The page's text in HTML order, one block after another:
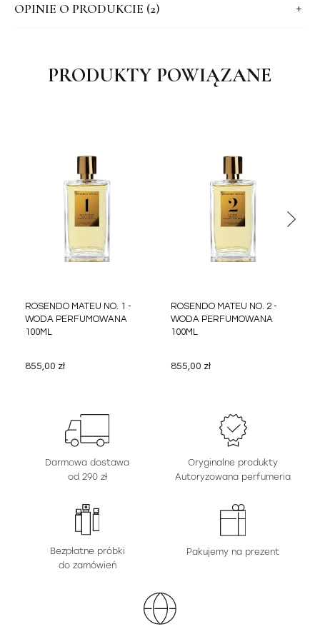
OPINIE O PRODUKCIE (2)
PRODUKTY POWIĄZANE
ROSENDO MATEU NO. 1 -
WODA PERFUMOWANA
100ML
855,00 zł
ROSENDO MATEU NO. 2 -
WODA PERFUMOWANA
100ML
855,00 zł
Darmowa dostawa
od 290 zł
Oryginalne produkty
Autoryzowana perfumeria
Bezpłatne próbki
do zamówień
Pakujemy na prezent